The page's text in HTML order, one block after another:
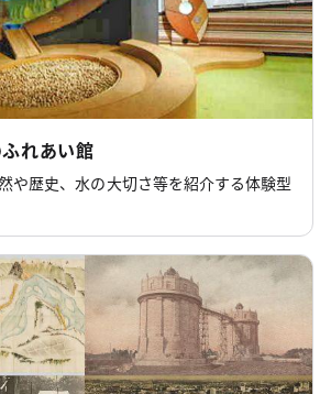
れあい館
や歴史、水の大切さ等を紹介する体験型